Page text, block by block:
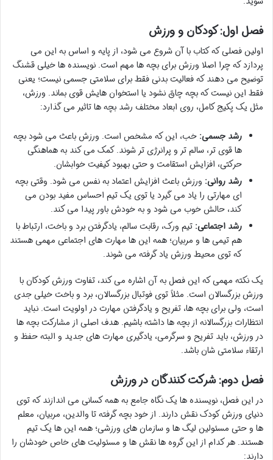
فصل اول: کودکان و ورزش
اولین فصلی که کتاب با آن شروع می شود، از پایه و اساس به این می
پردازد که چرا اصلا ورزش برای بچه ها مهم است. نویسنده ها خیلی قشنگ
توضیح می دهند که فعالیت بدنی فقط برای سلامتی جسمی نیست؛ یعنی
فقط این نیست که بچه چاق نشود یا استخوان هایش قوی بماند. ورزش،
مثل یک پکیج کامل، روی ابعاد مختلف رشد بچه ها تاثیر می گذارد:
رشد جسمی: خب، این که مشخص است. ورزش باعث می شود بچه
ها قوی تر، سالم تر و پرانرژی تر شوند. کمک می کند به هماهنگی
حرکتی، افزایش استقامت و حتی بهبود کیفیت خوابشان.
رشد روانی: ورزش باعث افزایش اعتماد به نفس می شود. وقتی بچه
ای مهارتی را یاد می گیرد یا توی یک تیم احساس مفید بودن می
کند، حالش خوب می شود و به خودش باور پیدا می کند.
رشد اجتماعی: تیم ورک، رقابت سالم، یادگرفتن برد و باخت، ارتباط با
هم تیمی ها و مربیان؛ همه این ها مهارت های اجتماعی مهمی هستند
که توی محیط ورزش یاد گرفته می شوند.
یک نکته مهمی که این فصل به آن اشاره می کند، تفاوت ورزش کودکان با
ورزش بزرگسالان است. مثلاً توی فوتبال بزرگسالان، برد و باخت خیلی جدی
است، ولی برای بچه ها، تفریح و یادگرفتن مهارت در اولویت است. نباید
انتظارات بزرگسالانه از بچه ها داشته باشیم. هدف اصلی از مشارکت بچه ها
در ورزش، باید تفریح و سرگرمی، یادگیری مهارت های جدید و البته حفظ و
ارتقاء سلامتی شان باشد.
فصل دوم: شرکت کنندگان در ورزش
در این فصل، نویسنده ها یک نگاه جامع به همه کسانی می اندازند که توی
دنیای ورزش کودک نقش دارند. از خود بچه گرفته تا والدین، مربیان، معلم
ها و حتی مسئولین لیگ ها و سازمان های ورزشی؛ همه این ها یک تیم
هستند. هر کدام از این گروه ها نقش ها و مسئولیت های خاص خودشان را
دارند: